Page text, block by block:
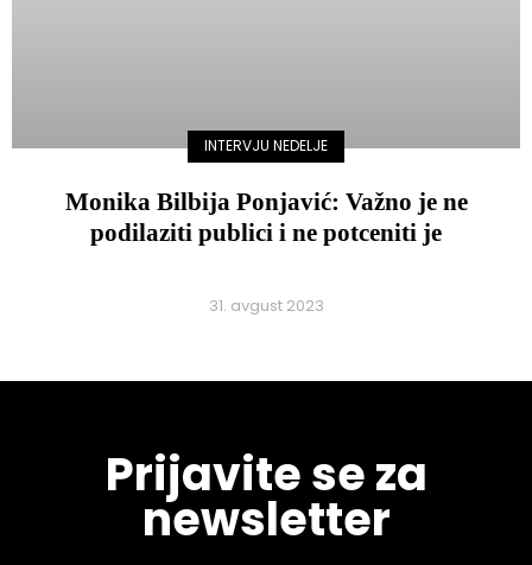
INTERVJU NEDELJE
Monika Bilbija Ponjavić: Važno je ne
podilaziti publici i ne potceniti je
31. avgust 2023
Prijavite se za
newsletter